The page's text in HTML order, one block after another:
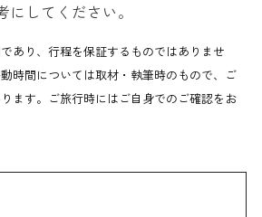
してください。
あり、行程を保証するものではありませ
時間については取材・執筆時のもので、ご
ます。ご旅行時にはご自身でのご確認をお